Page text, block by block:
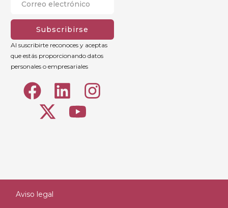
Subscribirse
Al suscribirte reconoces y aceptas
que estás proporcionando datos
personales o empresariales
Aviso legal